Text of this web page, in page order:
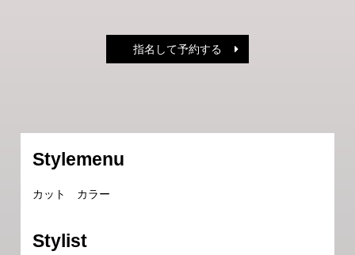
指名して予約する
Stylemenu
カット カラー
Stylist